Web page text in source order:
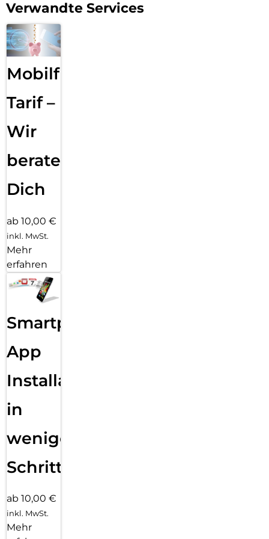
Verwandte Services
Mobilfunk
Tarif –
Wir
beraten
Dich
ab 10,00 €
inkl. MwSt.
Mehr
erfahren
Smartphone
App
Installation
in
wenigen
Schritten
ab 10,00 €
inkl. MwSt.
Mehr